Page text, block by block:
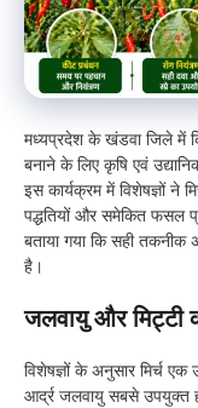
मध्यप्रदेश के खंडवा जिले में
बनाने के लिए कृषि एवं
इस कार्यक्रम में विशेषज्ञों ने
पद्धतियों और समेकित फसल
बताया गया कि सही तकनीक
है।
जलवायु और मिट्टी
विशेषज्ञों के अनुसार मिर्च
आर्द्र जलवायु सबसे उपयुक्त